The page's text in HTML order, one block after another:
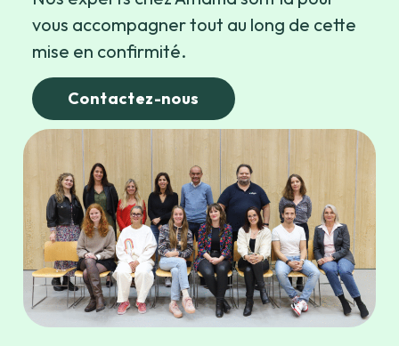
vous accompagner tout au long de cette
mise en confirmité.
Contactez-nous